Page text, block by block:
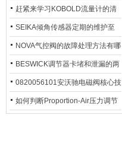
工作原理了解吗？
赶紧来学习KOBOLD流量计的清
洗流程吧
SEIKA倾角传感器定期的维护至
关重要
NOVA气控阀的故障处理方法有哪
些？
BESWICK调节器卡堵和泄漏的两
大问题解决措施
0820056101安沃驰电磁阀核心技
术参数
如何判断Proportion-Air压力调节